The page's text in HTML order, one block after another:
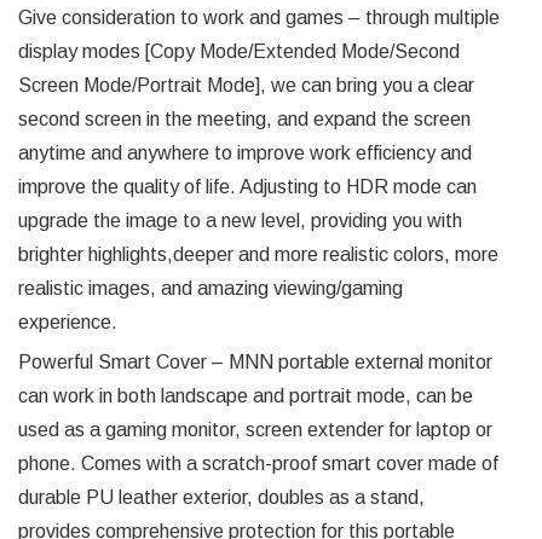
Give consideration to work and games – through multiple
display modes [Copy Mode/Extended Mode/Second
Screen Mode/Portrait Mode], we can bring you a clear
second screen in the meeting, and expand the screen
anytime and anywhere to improve work efficiency and
improve the quality of life. Adjusting to HDR mode can
upgrade the image to a new level, providing you with
brighter highlights,deeper and more realistic colors, more
realistic images, and amazing viewing/gaming
experience.
Powerful Smart Cover – MNN portable external monitor
can work in both landscape and portrait mode, can be
used as a gaming monitor, screen extender for laptop or
phone. Comes with a scratch-proof smart cover made of
durable PU leather exterior, doubles as a stand,
provides comprehensive protection for this portable